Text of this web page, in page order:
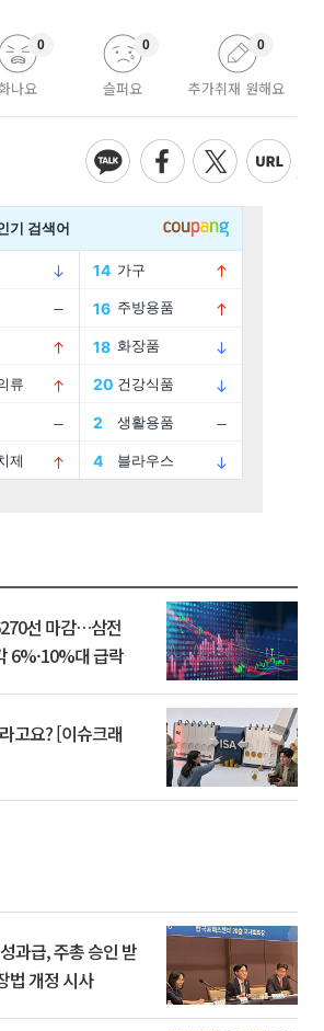
나요
0
슬퍼요
0
추가취재 원해요
0
선 마감…삼전
6%·10%대 급락
고요? [이슈크래
과급, 주총 승인 받
법 개정 시사